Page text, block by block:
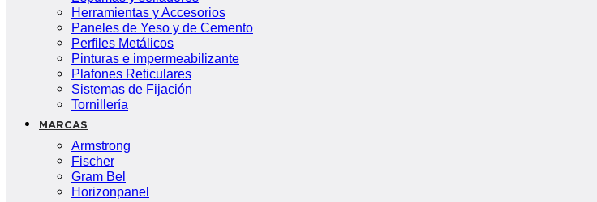
Herramientas y Accesorios
Paneles de Yeso y de Cemento
Perfiles Metálicos
Pinturas e impermeabilizante
Plafones Reticulares
Sistemas de Fijación
Tornillería
MARCAS
Armstrong
Fischer
Gram Bel
Horizonpanel